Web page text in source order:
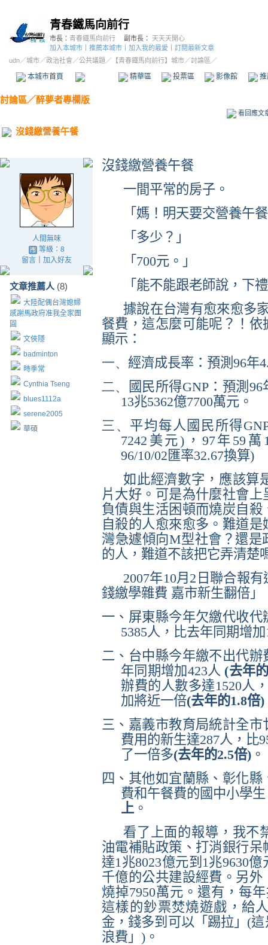
青春鐵馬向前行
市長： 青春鐵馬向前行 副市長： 天天天開心
加入本城市
推薦本城市 加入我的最愛
訂閱最新文章
udn／城市／政治社會 ／公共議題 ／ 【青春鐵馬向前行】城市／討論區／
本城市首頁 精華區 投票區 影像館
討論區／醉夢者專欄版
看回應文
沒錢繳營養午餐
人間無味
等級：8
留言｜ 加入好友
文章推薦人 (8)
大陸配偶台灣媳婦
感謝馬政府准我全家團
圓
文俠隱
badminton
時季常
Cynthia Tseng
blues1112a
serene2005
華碩
沒錢繳營養午餐
一間平常的房子。
「媽！明天要交營養午
「多少？」
「 700元。」
「能不能跟老師說，下
據說在台灣有愈來愈多
餐費，這怎麼可能呢？！
顯示：
一、 經濟成長率：預測 96年
二、
國民所得GNP：預測 96
13兆5362億7700萬元。
三、 平均每人國民所得
7242 美元) ， 97年 59 萬
96/10/02 匯率32.67換算)
如此經濟數字，應該算
片大好。可是為什麼社會
負債與生活困頓而燒炭自
自殺的人愈來愈多。難道
灣急遽傾向M型社會？還是
的人，難道不該把它弄清楚
2007年10月 2 日 聯合報有
錢繳學雜費 嘉市新生翻倍
一、屏東縣今年欠繳代收
5385人，比去年同期增加
二、台中縣今年繳不出代辦
年同期增加423人 (去年
辦費的人數多達1520人
加將近一倍(去年的1.8倍)
三、嘉義市教育局統計全
費用的新生達287人，比
了一倍多(去年的2.5倍) 。
四、其他如宜蘭縣、彰化
費和午餐費的國中小學
上 。
看了上面的報導，我不
油電補貼政策、打消銀行
達1兆8023億元到 1兆9630億
千億的公共建設經費。另
燒掉7950萬元。還有，每
這樣的鈔票焚燒遊戲，給
金，錢多到可以「踢拉」 (這
浪費」 ) 。